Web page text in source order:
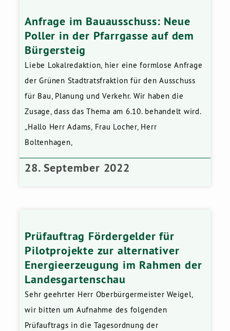
Anfrage im Bauausschuss: Neue
Poller in der Pfarrgasse auf dem
Bürgersteig
Liebe Lokalredaktion, hier eine formlose Anfrage
der Grünen Stadtratsfraktion für den Ausschuss
für Bau, Planung und Verkehr. Wir haben die
Zusage, dass das Thema am 6.10. behandelt wird.
„Hallo Herr Adams, Frau Locher, Herr
Boltenhagen,
28. September 2022
Prüfauftrag Fördergelder für
Pilotprojekte zur alternativer
Energieerzeugung im Rahmen der
Landesgartenschau
Sehr geehrter Herr Oberbürgermeister Weigel,
wir bitten um Aufnahme des folgenden
Prüfauftrags in die Tagesordnung der